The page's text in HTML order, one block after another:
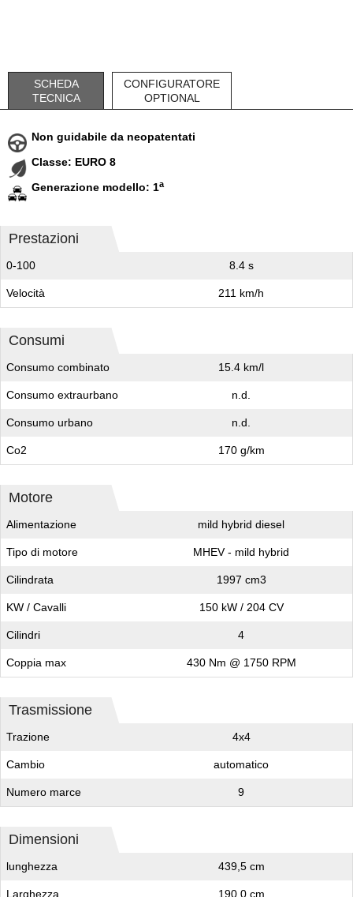
SCHEDA
TECNICA
CONFIGURATORE
OPTIONAL
Non guidabile da neopatentati
Classe: EURO 8
Generazione modello: 1a
Prestazioni
0-100 8.4 s
Velocità 211 km/h
Consumi
Consumo combinato 15.4 km/l
Consumo extraurbano n.d.
Consumo urbano n.d.
Co2 170 g/km
Motore
Alimentazione mild hybrid diesel
Tipo di motore MHEV - mild hybrid
Cilindrata 1997 cm3
KW / Cavalli 150 kW / 204 CV
Cilindri 4
Coppia max 430 Nm @ 1750 RPM
Trasmissione
Trazione 4x4
Cambio automatico
Numero marce 9
Dimensioni
lunghezza 439,5 cm
Larghezza 190,0 cm